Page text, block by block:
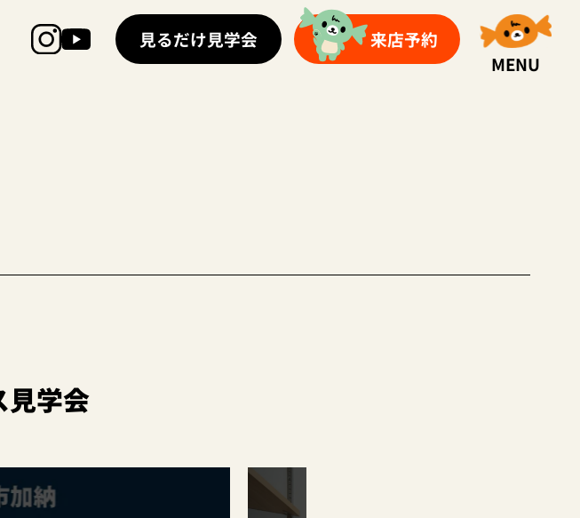
見るだけ見学会
来店予約
MENU
学会